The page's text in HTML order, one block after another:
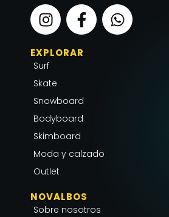
I
n
s
t
a
g
r
a
m
F
a
c
e
o
k
f
W
h
a
EXPLORAR
Surf
Skate
Snowboard
Bodyboard
Skimboard
Moda y calzado
Outlet
NOVALBOS
Sobre nosotros